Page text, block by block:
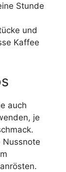
Stunde
und
Kaffee
auch
je
Nussnote